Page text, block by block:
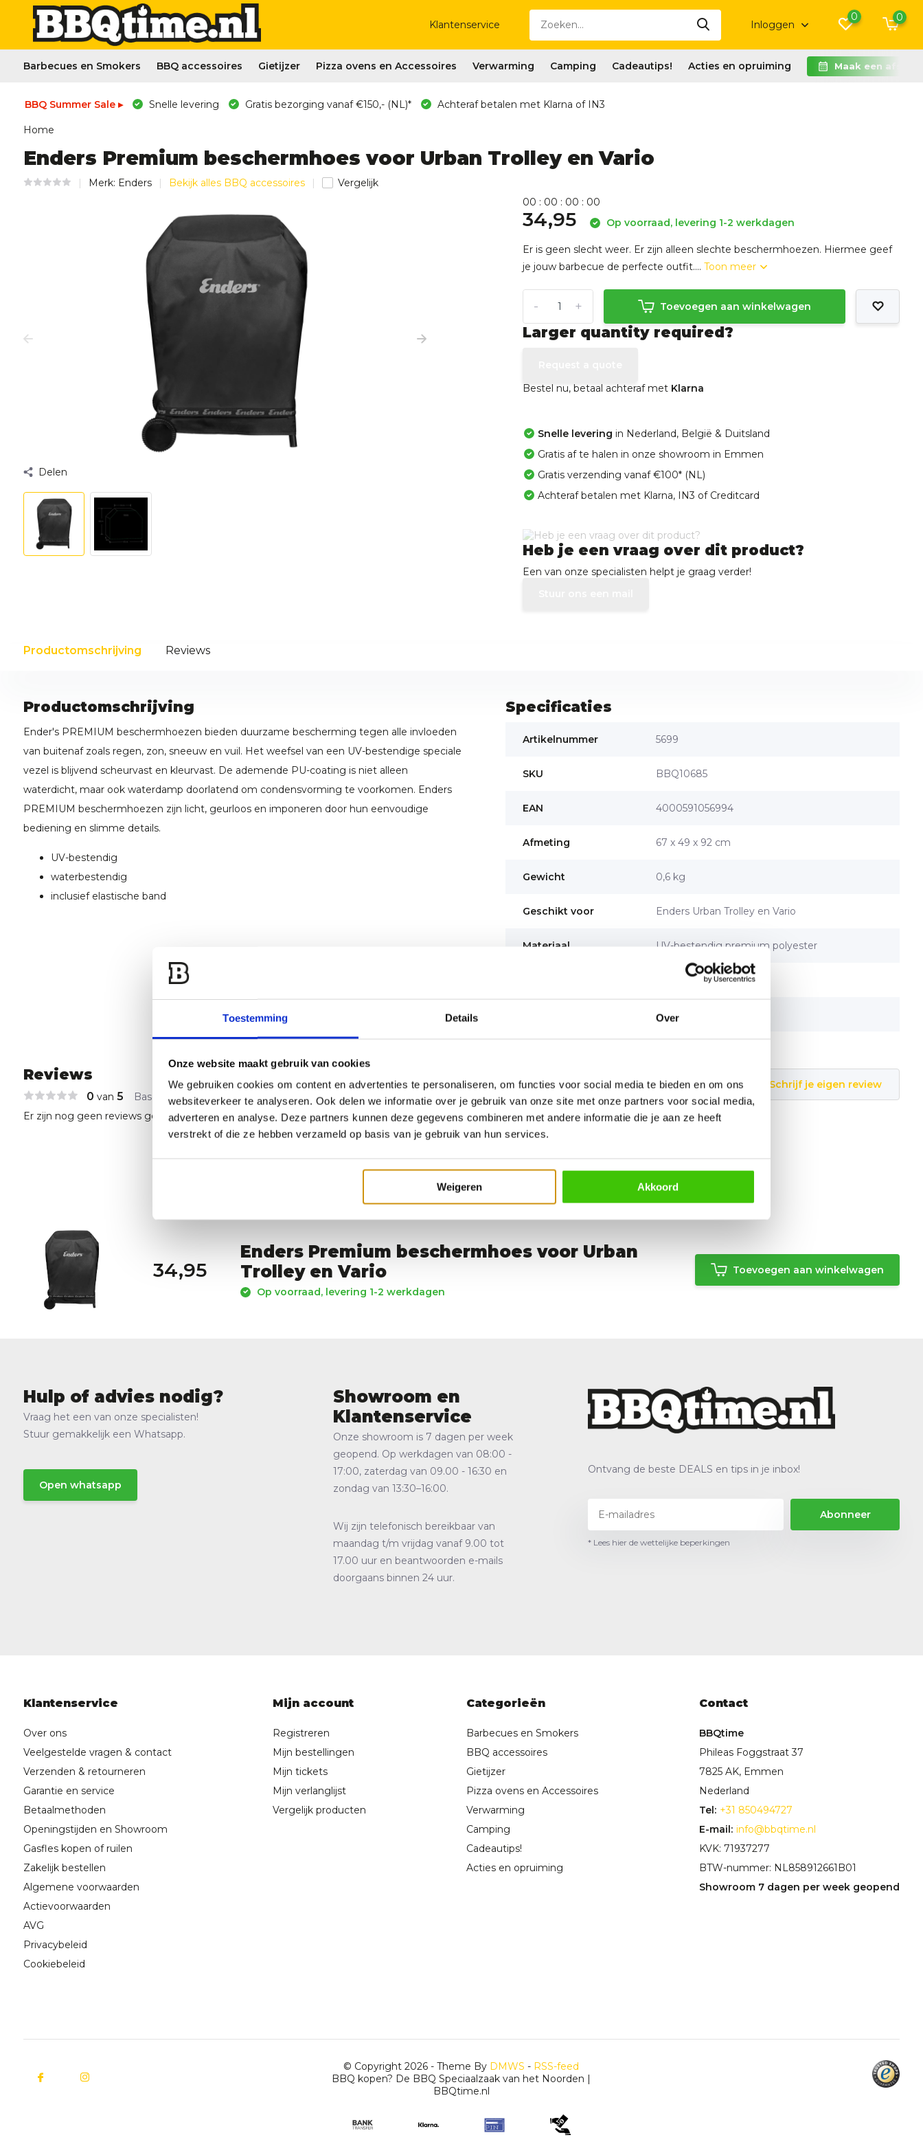
Toestemming Details Over
Onze website maakt gebruik van cookies
We gebruiken cookies om content en advertenties te personaliseren, om functies voor social media te bieden en om ons
websiteverkeer te analyseren. Ook delen we informatie over je gebruik van onze site met onze partners voor social media,
adverteren en analyse. Deze partners kunnen deze gegevens combineren met andere informatie die je aan ze heeft
verstrekt of die ze hebben verzameld op basis van je gebruik van hun services.
Weigeren Akkoord
Klantenservice Inloggen
0 0
Barbecues en Smokers BBQ accessoires Gietijzer Pizza ovens en Accessoires Verwarming Camping Cadeautips! Acties en opruiming Maak een
BBQ Summer Sale ▸ Snelle levering Gratis bezorging vanaf €150,- (NL)* Achteraf betalen met Klarna of IN3
Home
Enders Premium beschermhoes voor Urban Trolley en Vario
Merk: Enders Bekijk alles BBQ accessoires Vergelijk
Delen
00 : 00 : 00 : 00
34,95 Op voorraad, levering 1-2 werkdagen
Er is geen slecht weer. Er zijn alleen slechte beschermhoezen. Hiermee geef
je jouw barbecue de perfecte outfit....Toon meer
+
- Toevoegen aan winkelwagen
Larger quantity required?
Bestel nu, betaal achteraf met Klarna
Snelle levering in Nederland, België & Duitsland
Gratis af te halen in onze showroom in Emmen
Gratis verzending vanaf €100* (NL)
Achteraf betalen met Klarna, IN3 of Creditcard
Heb je een vraag over dit product?
Een van onze specialisten helpt je graag verder!
Productomschrijving Reviews
Productomschrijving
Ender's PREMIUM beschermhoezen bieden duurzame bescherming tegen alle invloeden
van buitenaf zoals regen, zon, sneeuw en vuil. Het weefsel van een UV-bestendige speciale
vezel is blijvend scheurvast en kleurvast. De ademende PU-coating is niet alleen
waterdicht, maar ook waterdamp doorlatend om condensvorming te voorkomen. Enders
PREMIUM beschermhoezen zijn licht, geurloos en imponeren door hun eenvoudige
bediening en slimme details.
UV-bestendig
waterbestendig
inclusief elastische band
Specificaties
Artikelnummer 5699
SKU BBQ10685
EAN 4000591056994
Afmeting 67 x 49 x 92 cm
Gewicht 0,6 kg
Geschikt voor Enders Urban Trolley en Vario
Materiaal UV-bestendig premium polyester
Ja
Reviews
0 van 5 Based on 0 reviews
Schrijf je eigen review
Er zijn nog geen reviews geschreven over dit product..
34,95
Enders Premium beschermhoes voor Urban
Trolley en Vario
Op voorraad, levering 1-2 werkdagen
Toevoegen aan winkelwagen
Hulp of advies nodig?
Vraag het een van onze specialisten!
Stuur gemakkelijk een Whatsapp.
Open whatsapp
Showroom en
Klantenservice
Onze showroom is 7 dagen per week
geopend. Op werkdagen van 08:00 -
17:00, zaterdag van 09.00 - 16:30 en
zondag van 13:30–16:00.
Wij zijn telefonisch bereikbaar van
maandag t/m vrijdag vanaf 9.00 tot
17.00 uur en beantwoorden e-mails
doorgaans binnen 24 uur.
Ontvang de beste DEALS en tips in je inbox!
Abonneer
* Lees hier de wettelijke beperkingen
Klantenservice
Over ons
Veelgestelde vragen & contact
Verzenden & retourneren
Garantie en service
Betaalmethoden
Openingstijden en Showroom
Gasfles kopen of ruilen
Zakelijk bestellen
Algemene voorwaarden
Actievoorwaarden
AVG
Privacybeleid
Cookiebeleid
Mijn account
Registreren
Mijn bestellingen
Mijn tickets
Mijn verlanglijst
Vergelijk producten
Categorieën
Barbecues en Smokers
BBQ accessoires
Gietijzer
Pizza ovens en Accessoires
Verwarming
Camping
Cadeautips!
Acties en opruiming
Contact
BBQtime
Phileas Foggstraat 37
7825 AK, Emmen
Nederland
Tel: +31 850494727
E-mail: info@bbqtime.nl
KVK: 71937277
BTW-nummer: NL858912661B01
Showroom 7 dagen per week geopend
© Copyright 2026 - Theme By DMWS - RSS-feed
BBQ kopen? De BBQ Speciaalzaak van het Noorden |
BBQtime.nl